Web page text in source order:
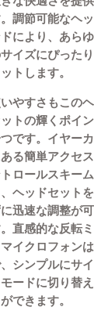
調節可能なヘ
により、あら
イズにぴった
トします。
やすさもこの
トの輝くポイ
です。イヤー
る簡単アクセ
ロールスキー
ヘッドセット
迅速な調整が
直感的な反転
マイクロフォン
シンプルにサ
モードに切り替
できます。